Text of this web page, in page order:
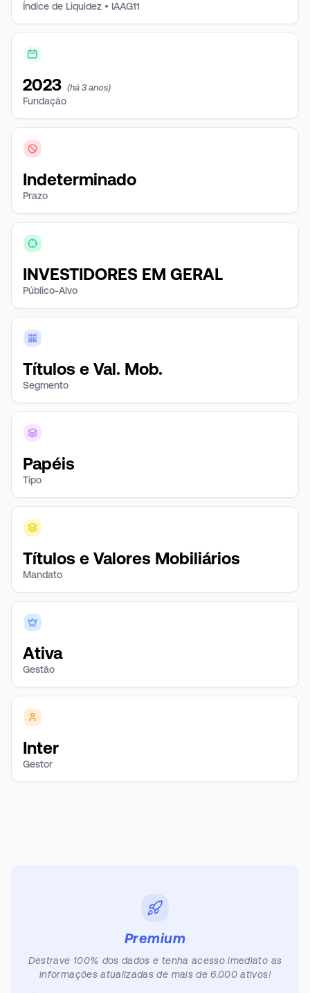
Índice de Liquidez • IAAG11
2023 (há 3 anos)
Fundação
Indeterminado
Prazo
INVESTIDORES EM GERAL
Público-Alvo
Títulos e Val. Mob.
Segmento
Papéis
Tipo
Títulos e Valores Mobiliários
Mandato
Ativa
Gestão
Inter
Gestor
Premium
Destrave 100% dos dados e tenha acesso imediato as
informações atualizadas de mais de 6.000 ativos!